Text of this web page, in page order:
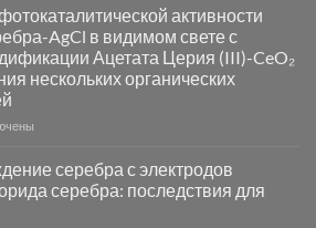
активности
AgCl в видимом свете с
Ацетата Церия (III)-CeO₂
нескольких органических
серебра с электродов
серебра: последствия для